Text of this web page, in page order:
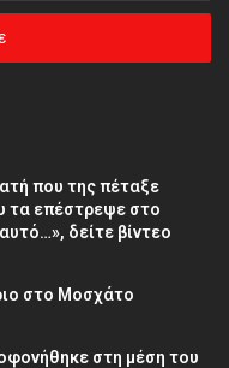
που της πέταξε
τα επέστρεψε στο
δείτε βίντεο
στο Μοσχάτο
στη μέση του